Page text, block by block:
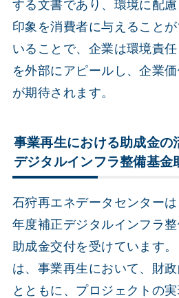
する文書であり、環境に配
印象を消費者に与えること
いることで、企業は環境責
を外部にアピールし、企業
が期待されます。
事業再生における助成金の
デジタルインフラ整備基金
石狩再エネデータセンター
年度補正デジタルインフラ
助成金交付を受けています
は、事業再生において、財
とともに、プロジェクトの